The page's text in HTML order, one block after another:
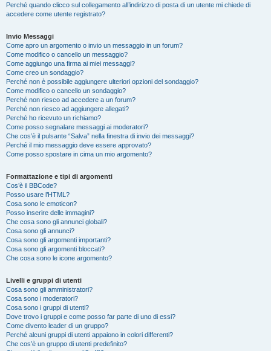
Perché quando clicco sul collegamento all’indirizzo di posta di un utente mi chiede di
accedere come utente registrato?
Invio Messaggi
Come apro un argomento o invio un messaggio in un forum?
Come modifico o cancello un messaggio?
Come aggiungo una firma ai miei messaggi?
Come creo un sondaggio?
Perché non è possibile aggiungere ulteriori opzioni del sondaggio?
Come modifico o cancello un sondaggio?
Perché non riesco ad accedere a un forum?
Perché non riesco ad aggiungere allegati?
Perché ho ricevuto un richiamo?
Come posso segnalare messaggi ai moderatori?
Che cos’è il pulsante “Salva” nella finestra di invio dei messaggi?
Perché il mio messaggio deve essere approvato?
Come posso spostare in cima un mio argomento?
Formattazione e tipi di argomenti
Cos’è il BBCode?
Posso usare l’HTML?
Cosa sono le emoticon?
Posso inserire delle immagini?
Che cosa sono gli annunci globali?
Cosa sono gli annunci?
Cosa sono gli argomenti importanti?
Cosa sono gli argomenti bloccati?
Che cosa sono le icone argomento?
Livelli e gruppi di utenti
Cosa sono gli amministratori?
Cosa sono i moderatori?
Cosa sono i gruppi di utenti?
Dove trovo i gruppi e come posso far parte di uno di essi?
Come divento leader di un gruppo?
Perché alcuni gruppi di utenti appaiono in colori differenti?
Che cos’è un gruppo di utenti predefinito?